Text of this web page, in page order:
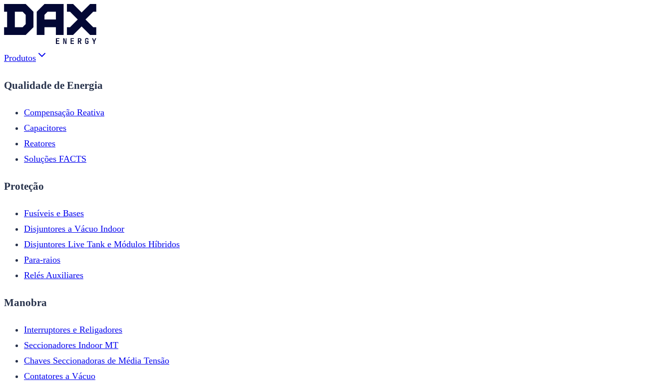
Produtos
Qualidade de Energia
Compensação Reativa
Capacitores
Reatores
Soluções FACTS
Proteção
Fusíveis e Bases
Disjuntores a Vácuo Indoor
Disjuntores Live Tank e Módulos Híbridos
Para-raios
Relés Auxiliares
Manobra
Interruptores e Religadores
Seccionadores Indoor MT
Chaves Seccionadoras de Média Tensão
Contatores a Vácuo